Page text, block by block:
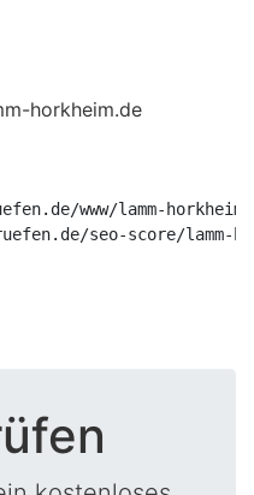
www/lamm-
seo-score/lamm-